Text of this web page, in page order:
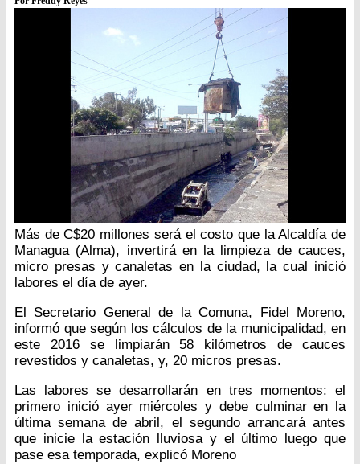
Más de C$20 millones será el costo que la Alcaldía de
Managua (Alma), invertirá en la limpieza de cauces,
micro presas y canaletas en la ciudad, la cual inició
labores el día de ayer.
El Secretario General de la Comuna, Fidel Moreno,
informó que según los cálculos de la municipalidad, en
este 2016 se limpiarán 58 kilómetros de cauces
revestidos y canaletas, y, 20 micros presas.
Las labores se desarrollarán en tres momentos: el
primero inició ayer miércoles y debe culminar en la
última semana de abril, el segundo arrancará antes
que inicie la estación lluviosa y el último luego que
pase esa temporada, explicó Moreno